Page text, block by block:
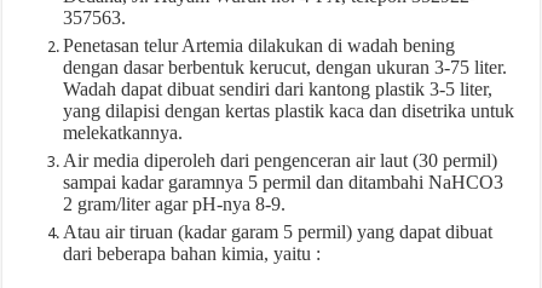
357563.
Penetasan telur Artemia dilakukan di wadah bening
dengan dasar berbentuk kerucut, dengan ukuran 3-75 liter.
Wadah dapat dibuat sendiri dari kantong plastik 3-5 liter,
yang dilapisi dengan kertas plastik kaca dan disetrika untuk
melekatkannya.
Air media diperoleh dari pengenceran air laut (30 permil)
sampai kadar garamnya 5 permil dan ditambahi NaHCO3
2 gram/liter agar pH-nya 8-9.
Atau air tiruan (kadar garam 5 permil) yang dapat dibuat
dari beberapa bahan kimia, yaitu :